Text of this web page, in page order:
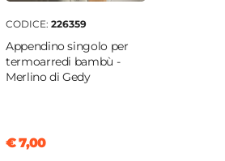
CODICE: 226359
Appendino singolo per
termoarredi bambù -
Merlino di Gedy
€ 7,00